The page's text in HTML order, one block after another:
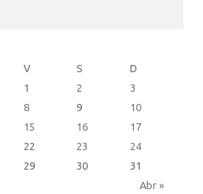
V S D
Abr »
1 2
3
8 9
10
15 16
17
22 23
24
29 30 31